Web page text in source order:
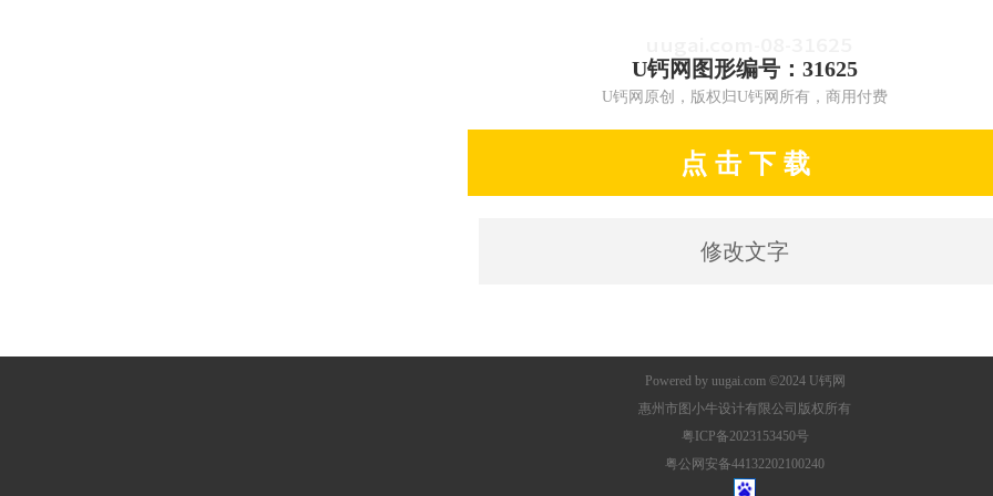
U钙网图形编号：31625
U钙网原创，版权归U钙网所有，商用付费
点 击 下 载
修改文字
Powered by uugai.com©2024 U钙网
惠州市图小牛设计有限公司版权所有
粤ICP备2023153450号
粤公网安备44132202100240